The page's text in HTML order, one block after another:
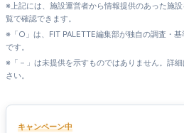
※上記には、施設運営者から情報提供のあった施
覧で確認できます。
※「○」は、FIT PALETTE編集部が独自の調査・
です。
※「－」は未提供を示すものではありません。詳
さい。
キャンペーン中